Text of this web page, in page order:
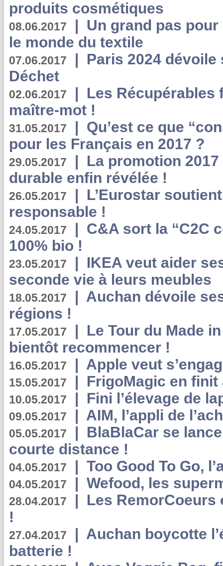
produits cosmétiques
08.06.2017 | Un grand pas
le monde du textile
07.06.2017 | Paris 2024
Déchet
02.06.2017 | Les Récupérables
maître-mot !
31.05.2017 | Qu’est ce que
pour les Français en 2017 ?
29.05.2017 | La promotion
durable enfin révélée !
26.05.2017 | L’Eurostar
responsable !
24.05.2017 | C&A sort la “C2C
100% bio !
23.05.2017 | IKEA veut aider
seconde vie à leurs meubles
18.05.2017 | Auchan dévoile
régions !
17.05.2017 | Le Tour du Made
bientôt recommencer !
16.05.2017 | Apple veut
15.05.2017 | FrigoMagic en
10.05.2017 | Fini l’élevage de
09.05.2017 | AIM, l’appli de
05.05.2017 | BlaBlaCar se
courte distance !
04.05.2017 | Too Good To Go,
04.05.2017 | Wefood, les
28.04.2017 | Les RemorCoeurs
!
27.04.2017 | Auchan boycotte
batterie !